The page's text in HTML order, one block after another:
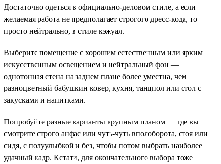
Достаточно одеться в официально-деловом стиле, а если
желаемая работа не предполагает строгого дресс-кода, то
просто нейтрально, в стиле кэжуал.
Выберите помещение с хорошим естественным или ярким
искусственным освещением и нейтральный фон —
однотонная стена на заднем плане более уместна, чем
разноцветный бабушкин ковер, кухня, танцпол или стол с
закусками и напитками.
Попробуйте разные варианты крупным планом — где вы
смотрите строго анфас или чуть-чуть вполоборота, стоя или
сидя, с полуулыбкой и без, чтобы потом выбрать наиболее
удачный кадр. Кстати, для окончательного выбора тоже